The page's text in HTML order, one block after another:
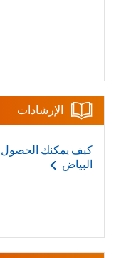
الإرشادات
كيف يمكنك
البياض